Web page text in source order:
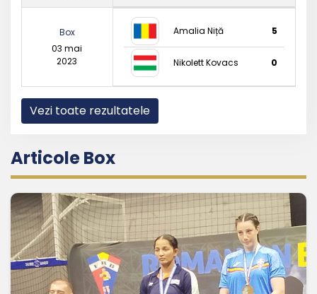
Box
03 mai
2023
Amalia Niță 5
Nikolett Kovacs 0
Vezi toate rezultatele
Articole Box